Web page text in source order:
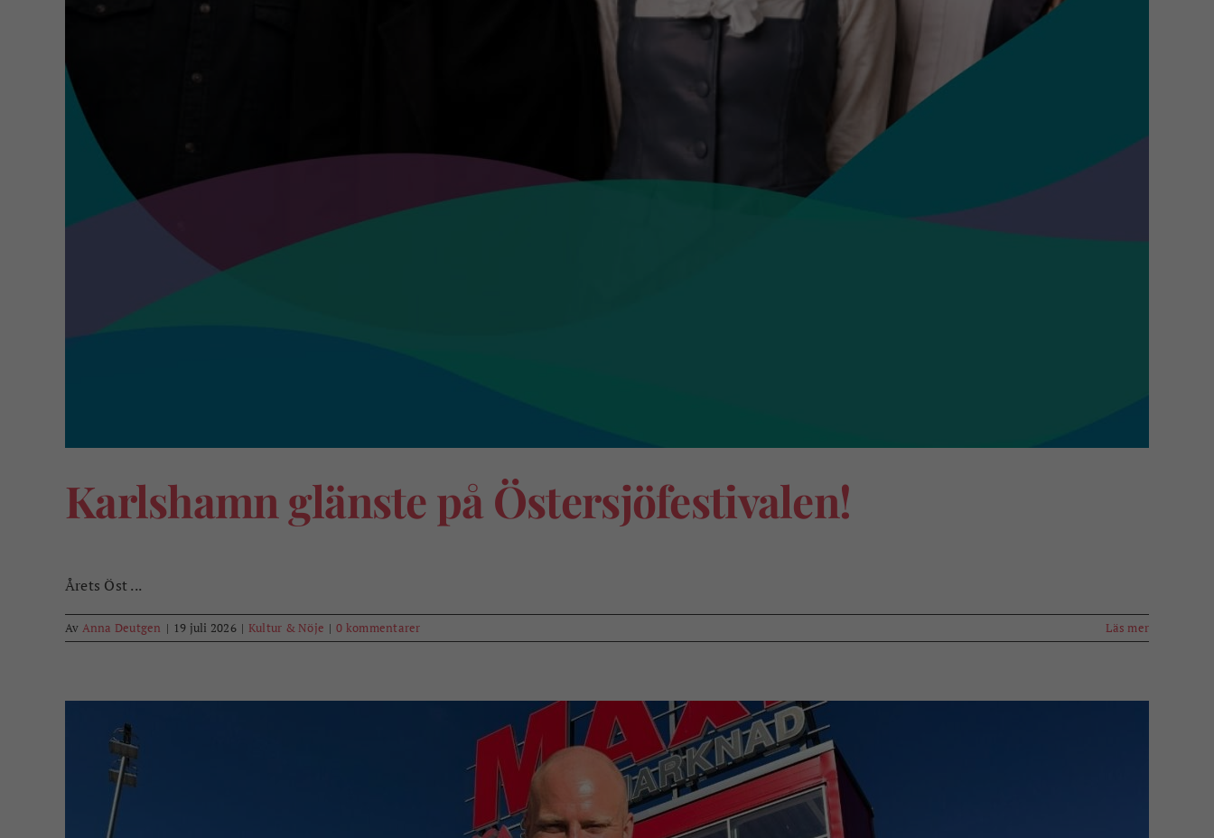
Karlshamn glänste på Östersjöfestivalen!
Årets Öst ...
Av Anna Deutgen | 19 juli 2026 | Kultur & Nöje | 0 kommentarer Läs mer